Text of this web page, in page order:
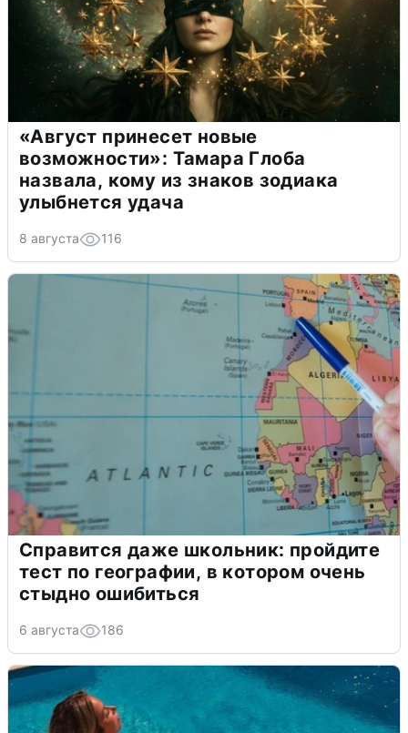
«Август принесет новые
возможности»: Тамара Глоба
назвала, кому из знаков зодиака
улыбнется удача
8 августа 116
Справится даже школьник: пройдите
тест по географии, в котором очень
стыдно ошибиться
6 августа 186